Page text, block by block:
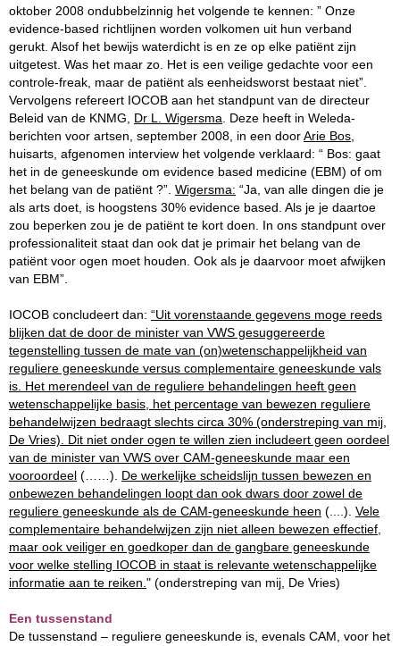
oktober 2008 ondubbelzinnig het volgende te kennen: ” Onze
evidence-based richtlijnen worden volkomen uit hun verband
gerukt. Alsof het bewijs waterdicht is en ze op elke patiënt zijn
uitgetest. Was het maar zo. Het is een veilige gedachte voor een
controle-freak, maar de patiënt als eenheidsworst bestaat niet”.
Vervolgens refereert IOCOB aan het standpunt van de directeur
Beleid van de KNMG, Dr L. Wigersma . Deze heeft in Weleda-
berichten voor artsen, september 2008, in een doorArie Bos
huisarts, afgenomen interview het volgende verklaard: “ Bos: gaat
het in de geneeskunde om evidence based medicine (EBM) of om
het belang van de patiënt ?”. Wigersma: “Ja, van alle dingen die je
als arts doet, is hoogstens 30% evidence based. Als je je daartoe
zou beperken zou je de patiënt te kort doen. In ons standpunt over
professionaliteit staat dan ook dat je primair het belang van de
patiënt voor ogen moet houden. Ook als je daarvoor moet afwijken
van EBM”.
IOCOB concludeert dan: “Uit vorenstaande gegevens moge reeds
blijken dat de door de minister van VWS gesuggereerde
tegenstelling tussen de mate van (on)wetenschappelijkheid van
reguliere geneeskunde versus complementaire geneeskunde vals
is. Het merendeel van de reguliere behandelingen heeft geen
wetenschappelijke basis, het percentage van bewezen reguliere
behandelwijzen bedraagt slechts circa 30% (onderstreping van mij,
De Vries). Dit niet onder ogen te willen zien includeert geen oordeel
van de minister van VWS over CAM-geneeskunde maar een
vooroordeel (……). De werkelijke scheidslijn tussen bewezen en
onbewezen behandelingen loopt dan ook dwars door zowel de
reguliere geneeskunde als de CAM-geneeskunde heen (....). Vele
complementaire behandelwijzen zijn niet alleen bewezen effectief,
maar ook veiliger en goedkoper dan de gangbare geneeskunde
voor welke stelling IOCOB in staat is relevante wetenschappelijke
informatie aan te reiken. " (onderstreping van mij, De Vries)
Een tussenstand
De tussenstand – reguliere geneeskunde is, evenals CAM, voor het